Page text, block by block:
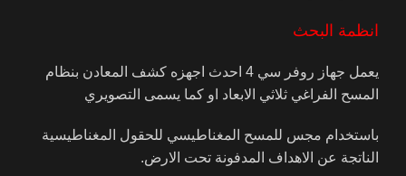
انظمة البحث
يعمل جهاز روفر سي 4 احدث اجهزه كشف المعادن بنظام
المسح الفراغي ثلاثي الابعاد او كما يسمى التصويري
باستخدام مجس للمسح المغناطيسي للحقول المغناطيسية
الناتجة عن الاهداف المدفونة تحت الارض.